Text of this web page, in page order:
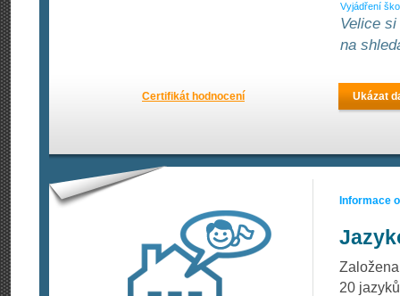
Vyjádření
Velice
na
Certifikát hodnocení Ukázat
Informace
20